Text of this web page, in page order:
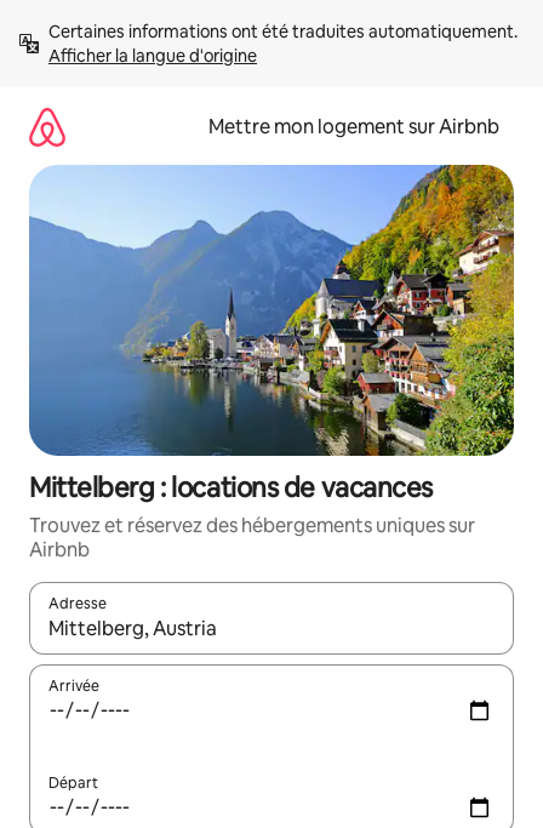
directement
Afficher la langue d'origine
Mettre mon logement sur Airbnb
Mittelberg : locations de vacances
Trouvez et réservez des hébergements uniques sur
Airbnb
Adresse
Lorsque les résultats s'affichent, utilisez les flèches vers le
Arrivée
Départ